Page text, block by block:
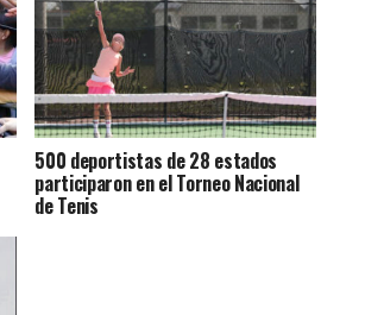
500 deportistas de 28 estados
participaron en el Torneo Nacional
de Tenis